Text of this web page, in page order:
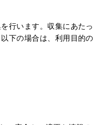
行います。収集にあたっ
下の場合は、利用目的の